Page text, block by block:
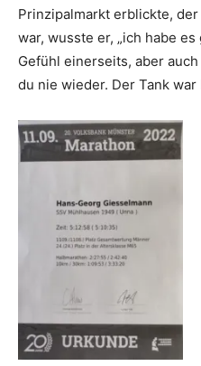
Prinzipalmarkt erblickte,
war, wusste er, „ich habe
Gefühl einerseits, aber
du nie wieder. Der Tank